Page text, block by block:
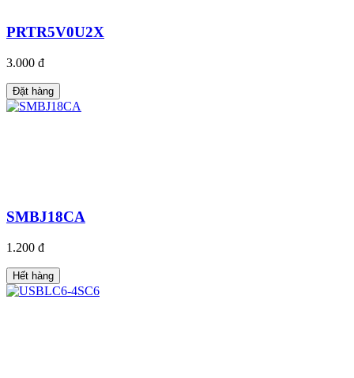
PRTR5V0U2X
3.000 đ
Đặt hàng
SMBJ18CA
1.200 đ
Hết hàng